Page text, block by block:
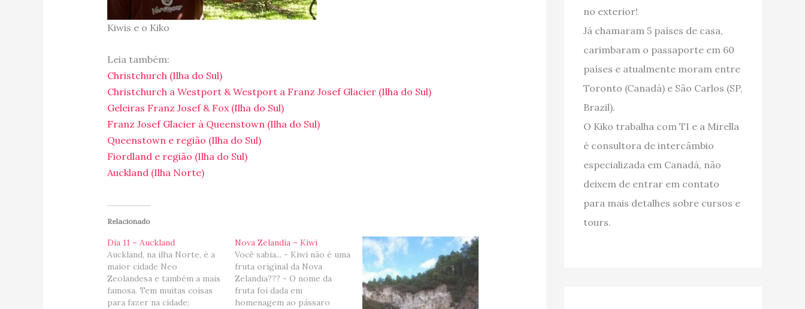
Kiwis e o Kiko
Leia também:
Christchurch (Ilha do Sul)
Christchurch a Westport & Westport a Franz Josef Glacier (Ilha do Sul)
Geleiras Franz Josef & Fox (Ilha do Sul)
Franz Josef Glacier à Queenstown (Ilha do Sul)
Queenstown e região (Ilha do Sul)
Fiordland e região (Ilha do Sul)
Auckland (Ilha Norte)
Relacionado
Dia 11 – Auckland
Auckland, na ilha Norte, é a
maior cidade Neo
Zeolandesa e também a mais
famosa. Tem muitas coisas
para fazer na cidade;
Nova Zelandia – Kiwi
Você sabia... - Kiwi não é uma
fruta original da Nova
Zelandia??? - O nome da
fruta foi dada em
homenagem ao pássaro
no exterior!
Já chamaram 5 países de casa,
carimbaram o passaporte em 60
países e atualmente moram entre
Toronto (Canadá) e São Carlos (SP,
Brazil).
O Kiko trabalha com TI e a Mirella
é consultora de intercâmbio
especializada em Canadá, não
deixem de entrar em contato
para mais detalhes sobre cursos e
tours.